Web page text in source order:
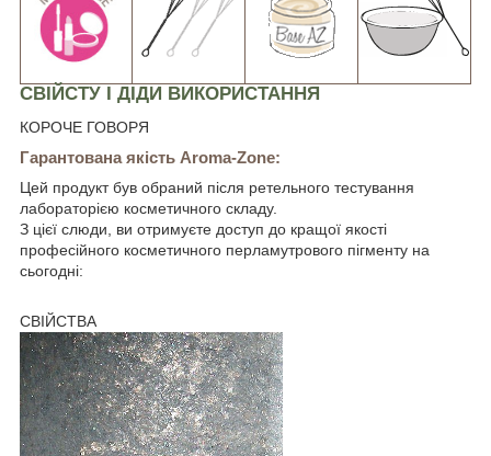
СВІЙСТУ І ДІДИ ВИКОРИСТАННЯ
КОРОЧЕ ГОВОРЯ
Гарантована якість Aroma-Zone:
Цей продукт був обраний після ретельного тестування
лабораторією косметичного складу.
З цієї слюди, ви отримуєте доступ до кращої якості
професійного косметичного перламутрового пігменту на
сьогодні:
СВІЙСТВА